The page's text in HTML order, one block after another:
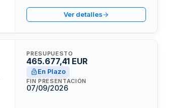
Ver detalles
PRESUPUESTO
465.677,41 EUR
En Plazo
FIN PRESENTACIÓN
07/09/2026